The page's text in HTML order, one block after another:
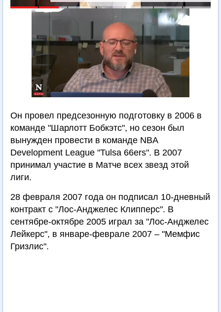
Он провел предсезонную подготовку в 2006 в
команде "Шарлотт Бобкэтс", но сезон был
вынужден провести в команде NBA
Development League "Tulsa 66ers". В 2007
принимал участие в Матче всех звезд этой
лиги.
28 февраля 2007 года он подписал 10-дневный
контракт с "Лос-Анджелес Клипперс". В
сентябре-октябре 2005 играл за "Лос-Анджелес
Лейкерс", в январе-феврале 2007 – "Мемфис
Гризлис".